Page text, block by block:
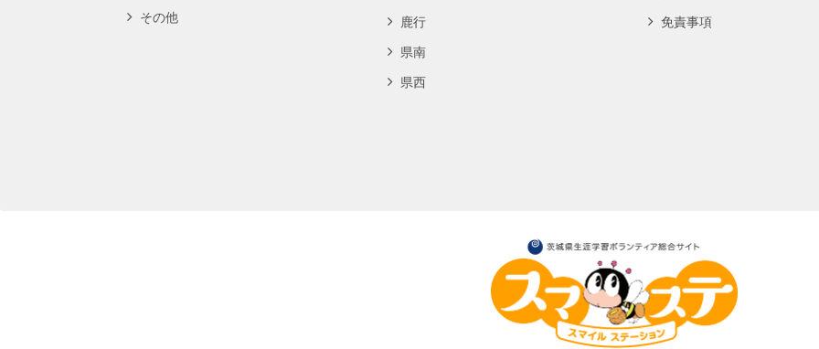
その他
鹿行
県南
県西
免責事項